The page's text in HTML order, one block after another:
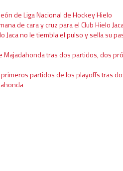
de Liga Nacional de Hockey Hielo
de cara y cruz para el Club Hielo
Jaca no le tiembla el pulso y sella su
Majadahonda tras dos partidos, dos
primeros partidos de los playoffs tras